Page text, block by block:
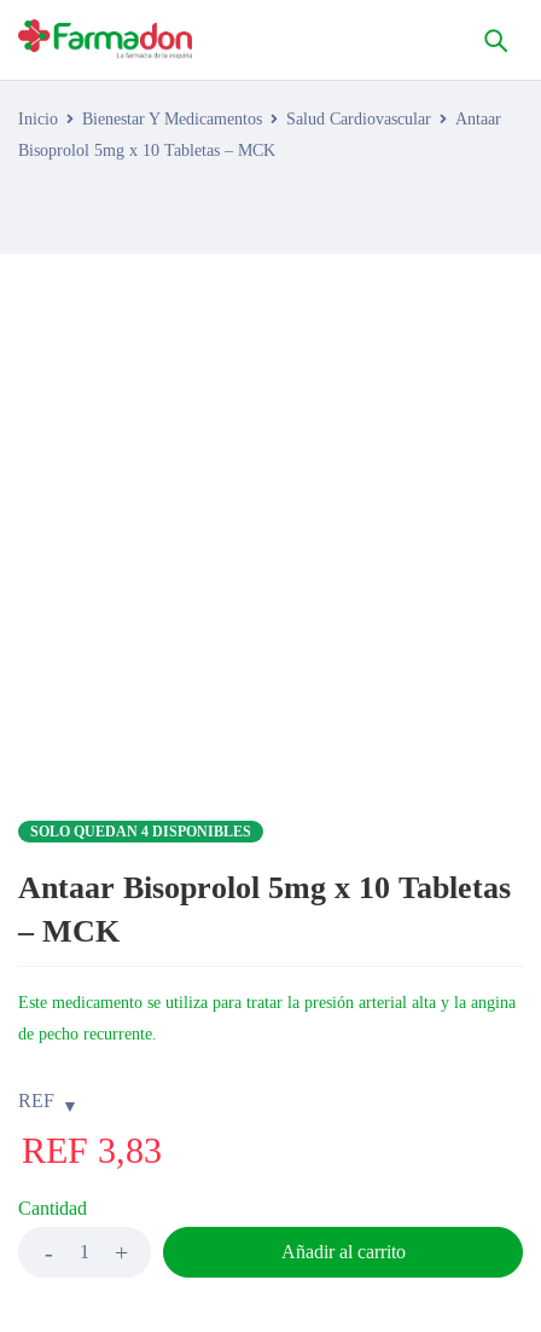
Inicio Bienestar Y Medicamentos Salud Cardiovascular
Antaar
Bisoprolol 5mg x 10 Tabletas – MCK
SOLO QUEDAN 4 DISPONIBLES
Antaar Bisoprolol 5mg x 10 Tabletas
– MCK
Este medicamento se utiliza para tratar la presión arterial alta y la angina
de pecho recurrente.
REF
REF 3,83
Cantidad
Añadir al carrito